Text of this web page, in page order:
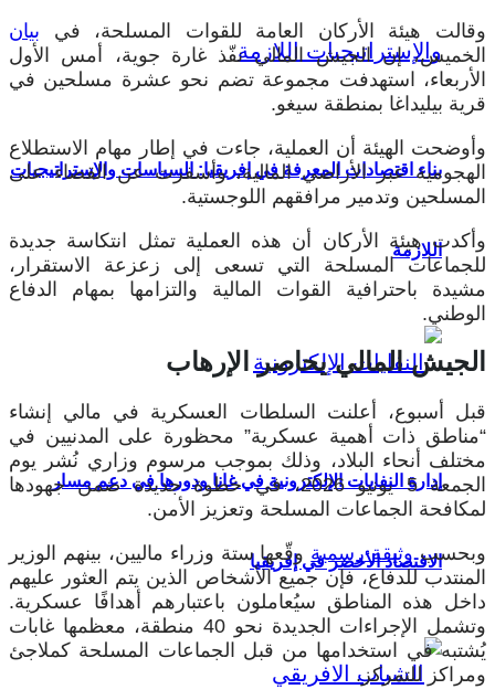
بناء اقتصادات المعرفة في إفريقيا: السياسات والإستراتيجيات
اللازمة
إدارة النفايات الإلكترونية في غانا ودورها في دعم مسار
الاقتصاد الأخضر في إفريقيا
وقالت هيئة الأركان العامة للقوات المسلحة، في بيان
الخميس، إن الجيش المالي نفّذ غارة جوية، أمس الأول
الأربعاء، استهدفت مجموعة تضم نحو عشرة مسلحين في
قرية بيليداغا بمنطقة سيغو.
وأوضحت الهيئة أن العملية، جاءت في إطار مهام الاستطلاع
الهجومية عبر الأراضي المالية، وأسفرت عن القضاء على
المسلحين وتدمير مرافقهم اللوجستية.
وأكدت هيئة الأركان أن هذه العملية تمثل انتكاسة جديدة
للجماعات المسلحة التي تسعى إلى زعزعة الاستقرار،
مشيدة باحترافية القوات المالية والتزامها بمهام الدفاع
الوطني.
الجيش المالي يحاصر الإرهاب
قبل أسبوع، أعلنت السلطات العسكرية في مالي إنشاء
“مناطق ذات أهمية عسكرية” محظورة على المدنيين في
مختلف أنحاء البلاد، وذلك بموجب مرسوم وزاري نُشر يوم
الجمعة 5 يونيو 2026، في خطوة جديدة ضمن جهودها
لمكافحة الجماعات المسلحة وتعزيز الأمن.
وبحسبوثيقة رسمية وقّعها ستة وزراء ماليين، بينهم الوزير
المنتدب للدفاع، فإن جميع الأشخاص الذين يتم العثور عليهم
داخل هذه المناطق سيُعاملون باعتبارهم أهدافًا عسكرية.
وتشمل الإجراءات الجديدة نحو 40 منطقة، معظمها غابات
يُشتبه في استخدامها من قبل الجماعات المسلحة كملاجئ
ومراكز للتمركز.